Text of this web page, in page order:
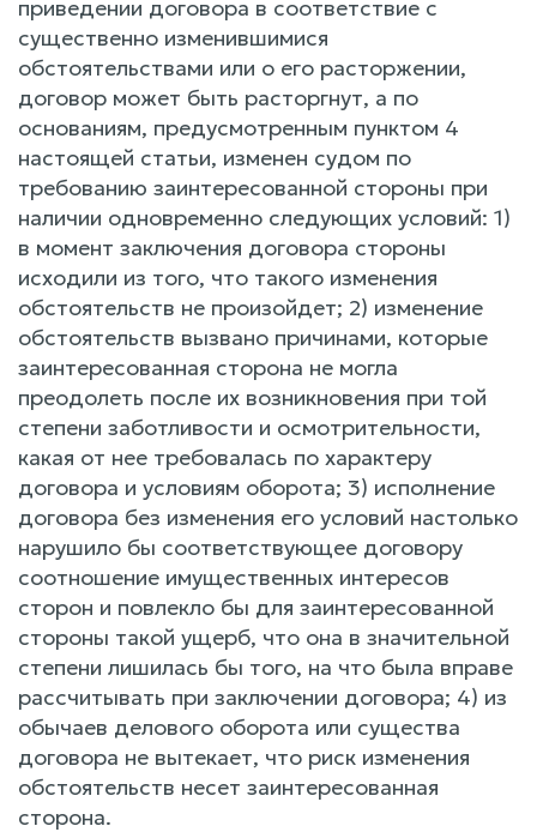
приведении договора в соответствие с
существенно изменившимися
обстоятельствами или о его расторжении,
договор может быть расторгнут, а по
основаниям, предусмотренным пунктом 4
настоящей статьи, изменен судом по
требованию заинтересованной стороны при
наличии одновременно следующих условий: 1)
в момент заключения договора стороны
исходили из того, что такого изменения
обстоятельств не произойдет; 2) изменение
обстоятельств вызвано причинами, которые
заинтересованная сторона не могла
преодолеть после их возникновения при той
степени заботливости и осмотрительности,
какая от нее требовалась по характеру
договора и условиям оборота; 3) исполнение
договора без изменения его условий настолько
нарушило бы соответствующее договору
соотношение имущественных интересов
сторон и повлекло бы для заинтересованной
стороны такой ущерб, что она в значительной
степени лишилась бы того, на что была вправе
рассчитывать при заключении договора; 4) из
обычаев делового оборота или существа
договора не вытекает, что риск изменения
обстоятельств несет заинтересованная
сторона.